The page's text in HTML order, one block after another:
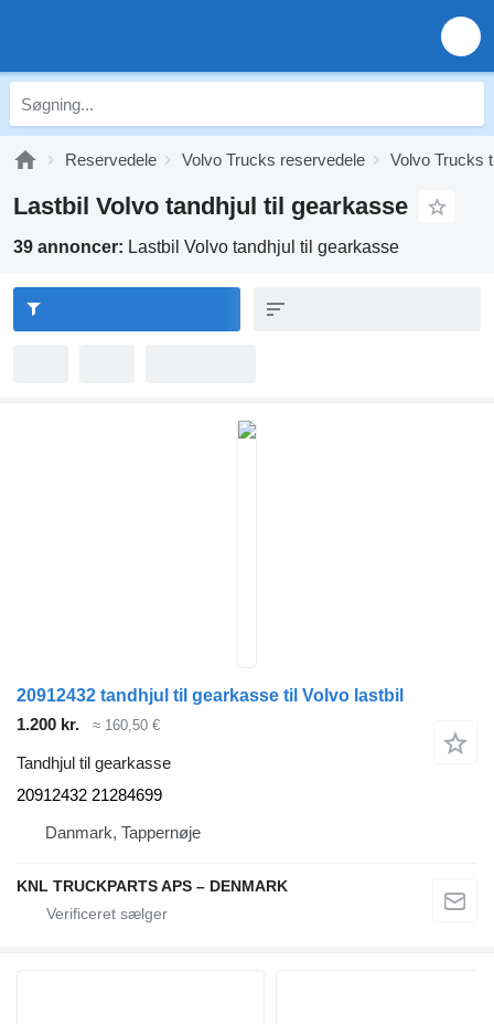
Reservedele Volvo Trucks reservedele Volvo Trucks
Lastbil Volvo tandhjul til gearkasse
39 annoncer: Lastbil Volvo tandhjul til gearkasse
20912432 tandhjul til gearkasse til Volvo lastbil
1.200 kr.
≈ 160,50 €
Tandhjul til gearkasse
20912432 21284699
Danmark, Tappernøje
KNL TRUCKPARTS APS – DENMARK